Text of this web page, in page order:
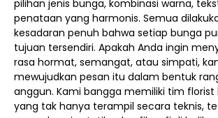
pilihan jenis bunga, kombinasi warna,
penataan yang harmonis. Semua
kesadaran penuh bahwa setiap bunga
tujuan tersendiri. Apakah Anda ingin
rasa hormat, semangat, atau simpati,
mewujudkan pesan itu dalam bentuk
anggun. Kami bangga memiliki tim
yang tak hanya terampil secara teknis,